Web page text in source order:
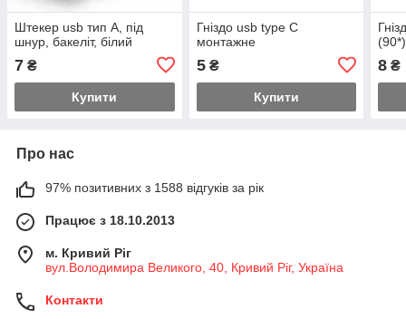
Штекер usb тип A, під
шнур, бакеліт, білий
7 ₴
Купити
Гніздо usb type C
монтажне
5₴
Купити
8 ₴
Про нас
97% позитивних з 1588 відгуків за рік
Працює з 18.10.2013
м. Кривий Ріг
вул.Володимира Великого, 40, Кривий Ріг, Україна
Контакти